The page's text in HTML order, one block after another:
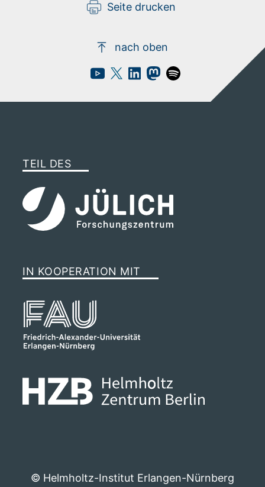
Seite drucken
nach oben
TEIL DES
IN KOOPERATION MIT
© Helmholtz-Institut Erlangen-Nürnberg